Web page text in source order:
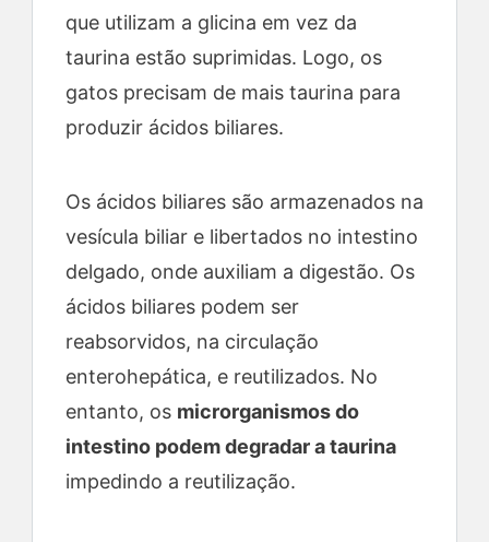
que utilizam a glicina em vez da
taurina estão suprimidas. Logo, os
gatos precisam de mais taurina para
produzir ácidos biliares.
Os ácidos biliares são armazenados na
vesícula biliar e libertados no intestino
delgado, onde auxiliam a digestão. Os
ácidos biliares podem ser
reabsorvidos, na circulação
enterohepática, e reutilizados. No
entanto, os microrganismos do
intestino podem degradar a taurina
impedindo a reutilização.